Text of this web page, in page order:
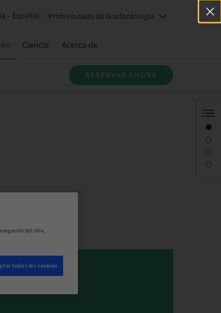
– Español Profesionales de la odontología
Ciencia Acerca de
RESERVAR AHORA
del sitio,
todas las cookies